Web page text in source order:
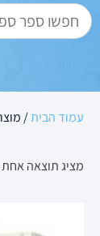
עמוד הבית/
מציג תוצאה אחת